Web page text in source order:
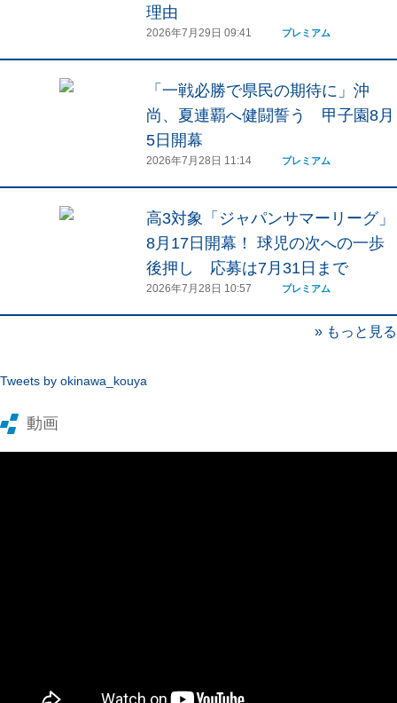
理由
2026年7月29日 09:41 プレミアム
「一戦必勝で県民の期待に」沖
尚、夏連覇へ健闘誓う 甲子園8月
5日開幕
2026年7月28日 11:14 プレミアム
高3対象「ジャパンサマーリーグ」
8月17日開幕！ 球児の次への一歩
後押し 応募は7月31日まで
2026年7月28日 10:57 プレミアム
» もっと見る
Tweets by okinawa_kouya
動画